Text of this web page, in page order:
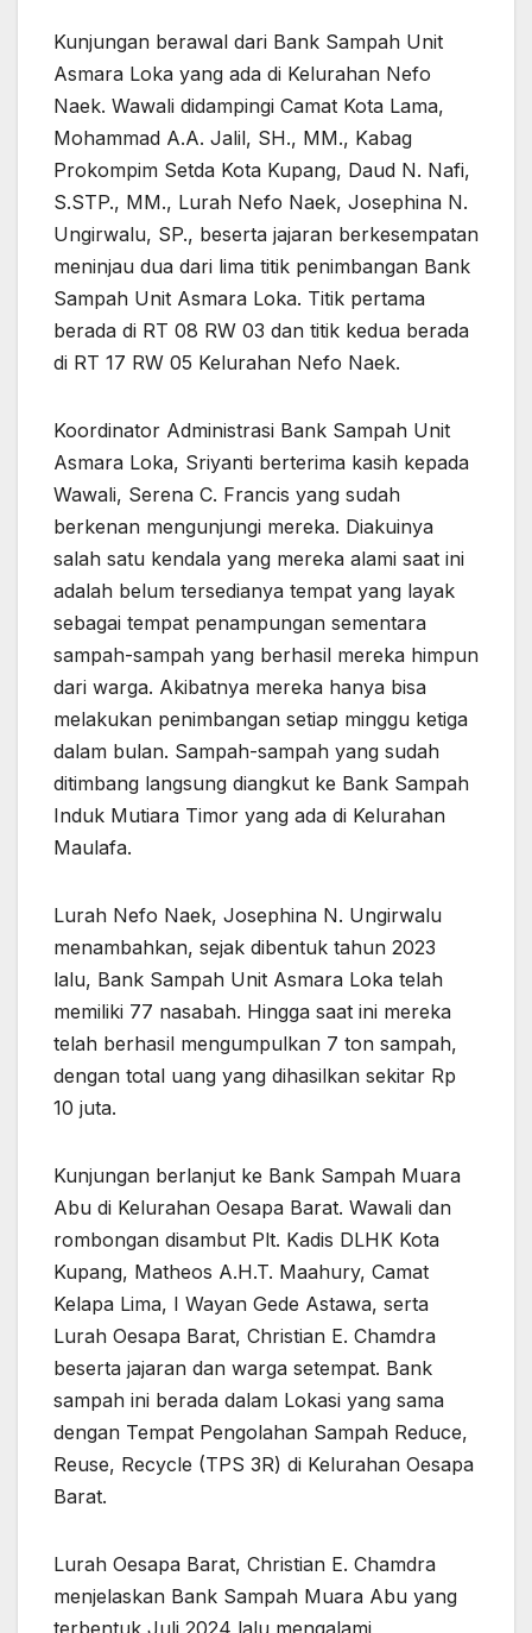
Kunjungan berawal dari Bank Sampah Unit
Asmara Loka yang ada di Kelurahan Nefo
Naek. Wawali didampingi Camat Kota Lama,
Mohammad A.A. Jalil, SH., MM., Kabag
Prokompim Setda Kota Kupang, Daud N. Nafi,
S.STP., MM., Lurah Nefo Naek, Josephina N.
Ungirwalu, SP., beserta jajaran berkesempatan
meninjau dua dari lima titik penimbangan Bank
Sampah Unit Asmara Loka. Titik pertama
berada di RT 08 RW 03 dan titik kedua berada
di RT 17 RW 05 Kelurahan Nefo Naek.
Koordinator Administrasi Bank Sampah Unit
Asmara Loka, Sriyanti berterima kasih kepada
Wawali, Serena C. Francis yang sudah
berkenan mengunjungi mereka. Diakuinya
salah satu kendala yang mereka alami saat ini
adalah belum tersedianya tempat yang layak
sebagai tempat penampungan sementara
sampah-sampah yang berhasil mereka himpun
dari warga. Akibatnya mereka hanya bisa
melakukan penimbangan setiap minggu ketiga
dalam bulan. Sampah-sampah yang sudah
ditimbang langsung diangkut ke Bank Sampah
Induk Mutiara Timor yang ada di Kelurahan
Maulafa.
Lurah Nefo Naek, Josephina N. Ungirwalu
menambahkan, sejak dibentuk tahun 2023
lalu, Bank Sampah Unit Asmara Loka telah
memiliki 77 nasabah. Hingga saat ini mereka
telah berhasil mengumpulkan 7 ton sampah,
dengan total uang yang dihasilkan sekitar Rp
10 juta.
Kunjungan berlanjut ke Bank Sampah Muara
Abu di Kelurahan Oesapa Barat. Wawali dan
rombongan disambut Plt. Kadis DLHK Kota
Kupang, Matheos A.H.T. Maahury, Camat
Kelapa Lima, I Wayan Gede Astawa, serta
Lurah Oesapa Barat, Christian E. Chamdra
beserta jajaran dan warga setempat. Bank
sampah ini berada dalam Lokasi yang sama
dengan Tempat Pengolahan Sampah Reduce,
Reuse, Recycle (TPS 3R) di Kelurahan Oesapa
Barat.
Lurah Oesapa Barat, Christian E. Chamdra
menjelaskan Bank Sampah Muara Abu yang
terbentuk Juli 2024 lalu mengalami